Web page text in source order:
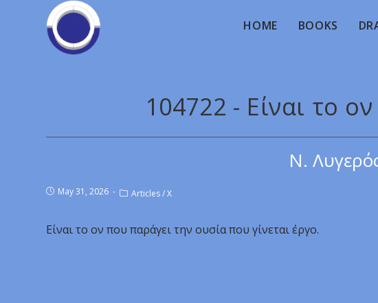
HOME BOOKS
104722 - Είναι το
Ν.
May 31, 2026 Articles/X
Είναι το ον που παράγει την ουσία που γίνεται έργο.